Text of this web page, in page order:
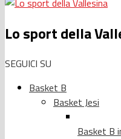
Lo sport della
SEGUICI SU
Basket B
Basket Jesi
Basket B